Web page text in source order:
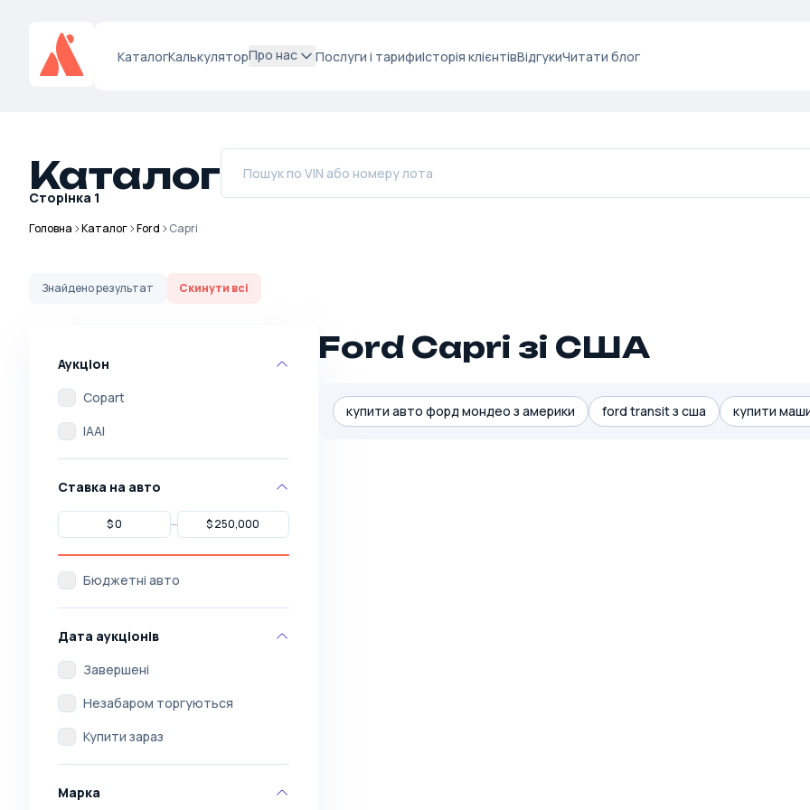
КаталогКалькуляторПро нас Послуги і тарифиІсторія клієнтівВідгукиЧитати блог
Каталог
Сторінка 1
Головна Каталог Ford Capri
Знайденорезультат Скинути всі
Аукціон
Copart
IAAI
Ставка на авто
Бюджетні авто
Дата аукціонів
Завершені
Незабаром торгуються
Купити зараз
Марка
Ford Capri зі США
купити авто форд мондео з америки ford transit з сша купити